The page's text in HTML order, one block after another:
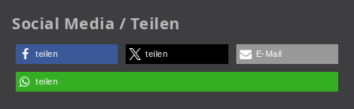
Social Media / Teilen
teilen teilen E-Mail
teilen